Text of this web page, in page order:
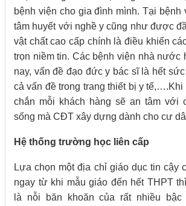
bệnh viện cho gia đình mình. Tại bệnh
tâm huyết với nghề y cũng như được
vật chất cao cấp chính là điều khiến
trọn niềm tin. Các bệnh viện nhà nước
nay, vấn đề đạo đức y bác sĩ là hết
cả vấn đề trong trang thiết bị y
chắn mỗi khách hàng sẽ an tâm với
sống mà CĐT xây dựng dành cho cư
Hệ thống trường học liên cấp
Lựa chọn một địa chỉ giáo dục tin cậy
ngay từ khi mẫu giáo đến hết THPT
là nỗi băn khoăn của rất nhiều bậc